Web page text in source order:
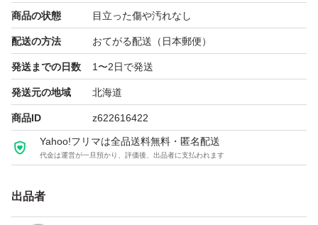
商品の状態 目立った傷や汚れなし
配送の方法 おてがる配送（日本郵便）
発送までの日数 1〜2日で発送
発送元の地域 北海道
商品ID z622616422
Yahoo!フリマは全品送料無料・匿名配送
代金は運営が一旦預かり、評価後、出品者に支払われます
出品者